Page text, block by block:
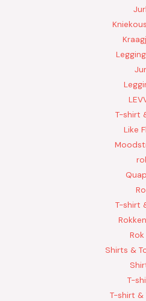
T-shirt
Like
T-shirt
Rokken
Rok
Shirts &
T-
T-shirt &